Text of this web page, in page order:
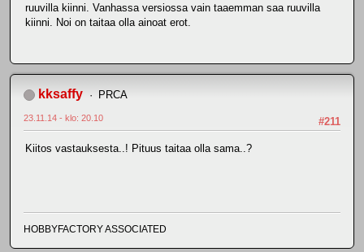
ruuvilla kiinni. Vanhassa versiossa vain taaemman saa ruuvilla
kiinni. Noi on taitaa olla ainoat erot.
kksaffy PRCA
#211
23.11.14 - klo: 20.10
Kiitos vastauksesta..! Pituus taitaa olla sama..?
HOBBYFACTORY ASSOCIATED